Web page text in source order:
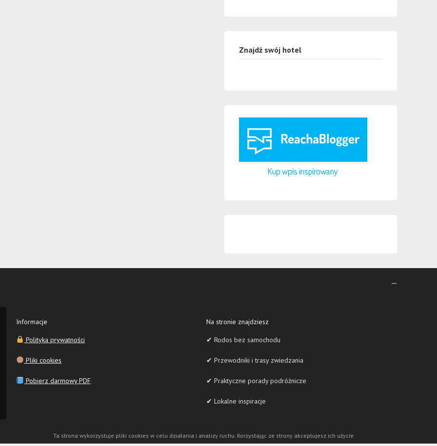
Znajdź swój hotel
Informacje
Polityka prywatności
Pliki cookies
Pobierz darmowy PDF
Na stronie znajdziesz
✔ Rodos bez samochodu
✔ Przewodniki i trasy zwiedzania
✔ Praktyczne porady podróżnicze
✔ Lokalne inspiracje
Ta strona wykorzystuje pliki cookies w celu działania i analizy ruchu. Korzystając ze strony akceptujesz ich użycie.